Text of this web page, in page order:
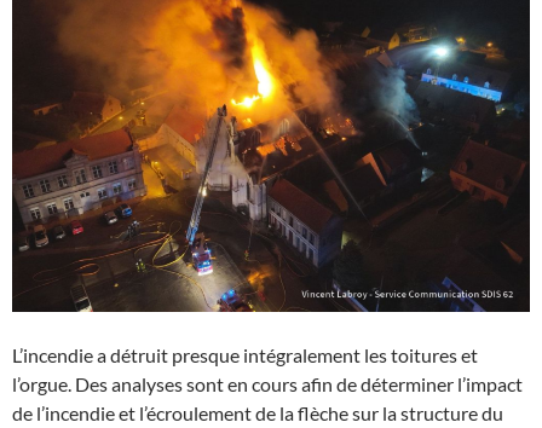
L’incendie a détruit presque intégralement les toitures et
l’orgue. Des analyses sont en cours afin de déterminer l’impact
de l’incendie et l’écroulement de la flèche sur la structure du